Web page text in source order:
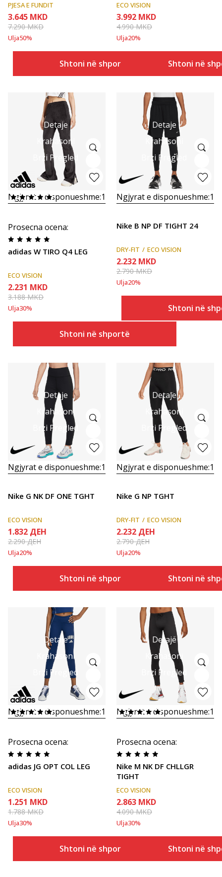
PJESA E FUNDIT
3.645 MKD
7.290MKD
Ulja50%
Shtoni në shportë
ECO VISION
3.992 MKD
4.990MKD
Ulja20%
Shtoni në
Detaje
Krahasoni
Brzi Pregled
Ngjyrat e disponueshme:1
Prosecna ocena:
adidas W TIRO Q4 LEG
ECO VISION
2.231 MKD
3.188MKD
Ulja30%
Shtoni në shportë
Detaje
Krahasoni
Brzi Pregled
Ngjyrat e disponueshme:1
Nike B NP DF TIGHT 24
DRY-FIT ECO VISION
2.232 MKD
2.790MKD
Ulja20%
Shtoni në
Detaje
Krahasoni
Brzi Pregled
Ngjyrat e disponueshme:1
Nike G NK DF ONE TGHT
ECO VISION
1.832 ДЕН
2.290ДЕН
Ulja20%
Shtoni në shportë
Detaje
Krahasoni
Brzi Pregled
Ngjyrat e disponueshme:1
Nike G NP TGHT
DRY-FIT ECO VISION
2.232 ДЕН
2.790ДЕН
Ulja20%
Shtoni në
Detaje
Krahasoni
Brzi Pregled
Ngjyrat e disponueshme:1
Prosecna ocena:
adidas JG OPT COL LEG
ECO VISION
1.251 MKD
1.788MKD
Ulja30%
Shtoni në shportë
Detaje
Krahasoni
Brzi Pregled
Ngjyrat e disponueshme:1
Prosecna ocena:
Nike M NK DF CHLLGR
TIGHT
ECO VISION
2.863 MKD
4.090MKD
Ulja30%
Shtoni në